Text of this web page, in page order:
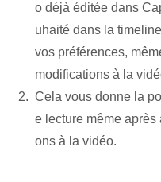
o déjà éditée dans
uhaité dans la
vos préférences,
modifications à la
Cela vous donne la
e lecture même
ons à la vidéo.